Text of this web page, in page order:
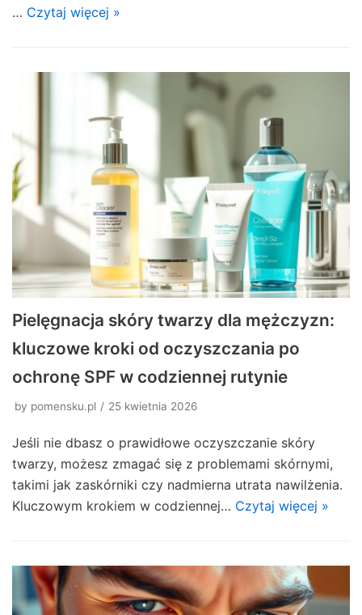
… Czytaj więcej »
Pielęgnacja skóry twarzy dla mężczyzn:
kluczowe kroki od oczyszczania po
ochronę SPF w codziennej rutynie
by pomensku.pl 25 kwietnia 2026
Jeśli nie dbasz o prawidłowe oczyszczanie skóry
twarzy, możesz zmagać się z problemami skórnymi,
takimi jak zaskórniki czy nadmierna utrata nawilżenia.
Kluczowym krokiem w codziennej… Czytaj więcej »